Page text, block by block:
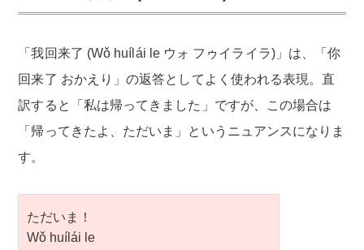
「我回来了 (Wǒ huílái le ウォ フゥイライラ)」は、「你
回来了 おかえり」の返答としてよく使われる表現。直
訳すると「私は帰ってきました」ですが、この場合は
「帰ってきたよ、ただいま」というニュアンスになりま
す。
ただいま！
Wǒ huílái le